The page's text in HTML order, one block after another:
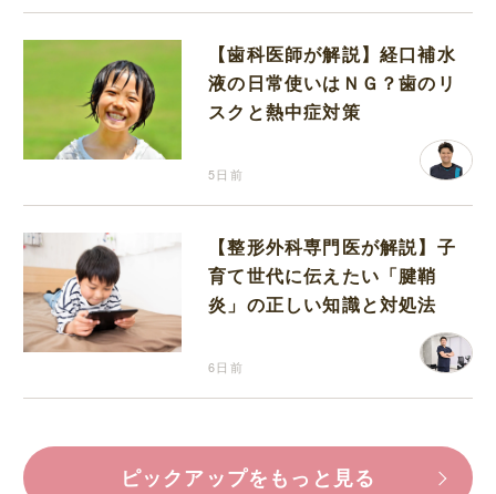
【歯科医師が解説】経口補水
液の日常使いはＮＧ？歯のリ
スクと熱中症対策
5日前
【整形外科専門医が解説】子
育て世代に伝えたい「腱鞘
炎」の正しい知識と対処法
6日前
ピックアップをもっと見る